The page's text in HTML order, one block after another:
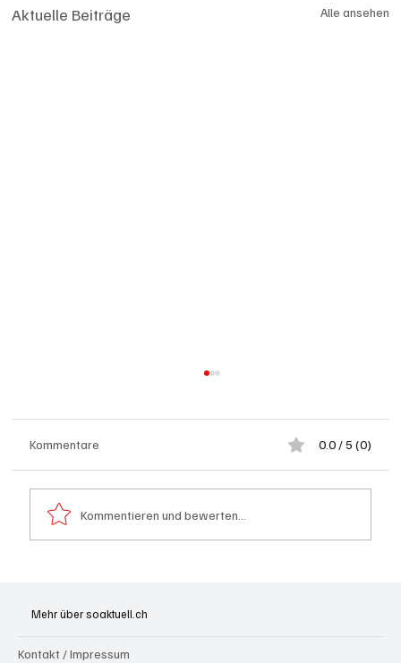
Aktuelle Beiträge Alle ansehen
Kommentare 0.0 / 5 (0)
Kommentieren und bewerten...
Mehr über soaktuell.ch
Kontakt / Impressum